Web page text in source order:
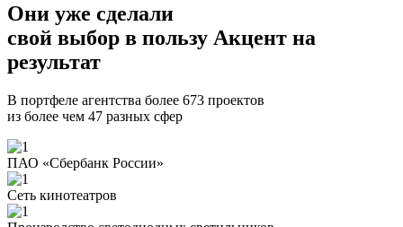
Они уже сделали
свой выбор в пользу Акцент на
результат
В портфеле агентства более 673 проектов
из более чем 47 разных сфер
ПАО «Сбербанк России»
Сеть кинотеатров